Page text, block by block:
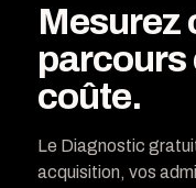
Mesurez
parcours
coûte.
Le Diagnostic
acquisition, vos